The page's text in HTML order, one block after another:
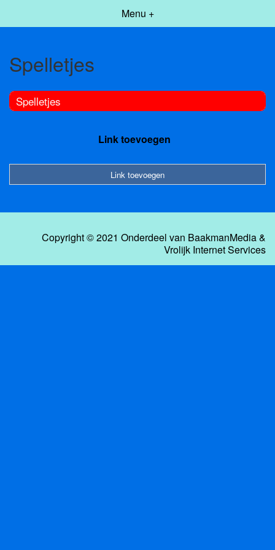
Menu +
Spelletjes
Spelletjes
Link toevoegen
Link toevoegen
Copyright © 2021 Onderdeel van BaakmanMedia&
Vrolijk Internet Services